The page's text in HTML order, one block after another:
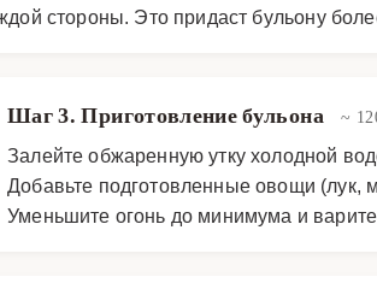
стороны. Это придаст бульону
Шаг 3. Приготовление бульона ~
Залейте обжаренную утку холодной
Добавьте подготовленные овощи (лук,
Уменьшите огонь до минимума и